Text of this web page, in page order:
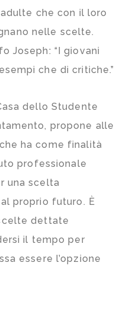
che con il loro
nelle scelte.
Joseph: “I giovani
che di critiche.”
dello Studente
propone alle
ha come finalità
professionale
una scelta
proprio futuro. È
dettate
il tempo per
essere l’opzione